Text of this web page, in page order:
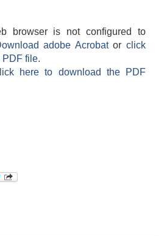
browser is not configured to
adobe Acrobatorclick
PDF file.
here to download the PDF